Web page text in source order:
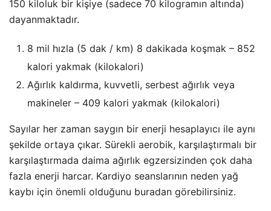
150 kiloluk bir kişiye (sadece 70 kilogramın altında)
dayanmaktadır.
8 mil hızla (5 dak / km) 8 dakikada koşmak – 852
kalori yakmak (kilokalori)
Ağırlık kaldırma, kuvvetli, serbest ağırlık veya
makineler – 409 kalori yakmak (kilokalori)
Sayılar her zaman saygın bir enerji hesaplayıcı ile aynı
şekilde ortaya çıkar. Sürekli aerobik, karşılaştırmalı bir
karşılaştırmada daima ağırlık egzersizinden çok daha
fazla enerji harcar. Kardiyo seanslarının neden yağ
kaybı için önemli olduğunu buradan görebilirsiniz.